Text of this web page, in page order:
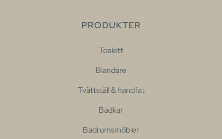
PRODUKTER
Toalett
Blandare
Tvättställ & handfat
Badkar
Badrumsmöbler